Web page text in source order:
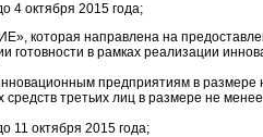
4 октября 2015 года;
которая направлена на
в рамках реализации
предприятиям в размере
средств третьих лиц в размере не
11 октября 2015 года;